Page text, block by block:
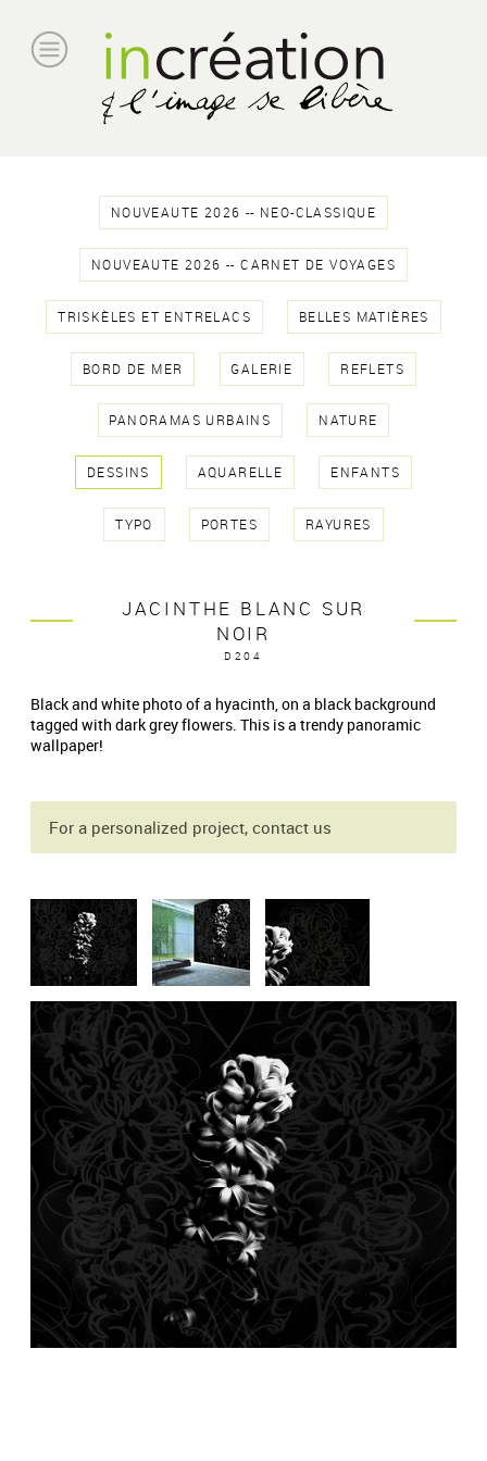
NOUVEAUTE 2026 -- NEO-CLASSIQUE
NOUVEAUTE 2026 -- CARNET DE VOYAGES
TRISKÈLES ET ENTRELACS BELLES MATIÈRES
BORD DE MER GALERIE REFLETS
PANORAMAS URBAINS NATURE
DESSINS AQUARELLE ENFANTS
TYPO PORTES RAYURES
JACINTHE BLANC SUR
NOIR
D204
Black and white photo of a hyacinth, on a black background
tagged with dark grey flowers. This is a trendy panoramic
wallpaper!
For a personalized project, contact us